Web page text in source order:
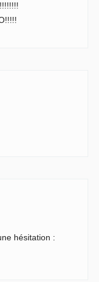
hésitation :